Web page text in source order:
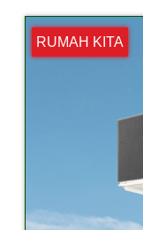
RUMAH KITA